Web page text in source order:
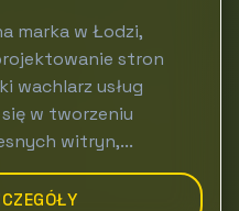
marka w Łodzi,
stron
wachlarz usług
w tworzeniu
witryn,...